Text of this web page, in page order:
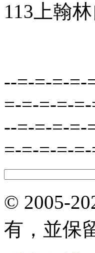
113上翰
--=-=-=-=-
=-=-=-=-
--=-=-=-=-
=-=-=-=-
© 2005-
有，並保